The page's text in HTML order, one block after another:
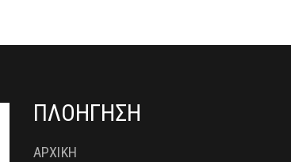
ΠΛΟΗΓΗΣΗ
ΑΡΧΙΚΗ